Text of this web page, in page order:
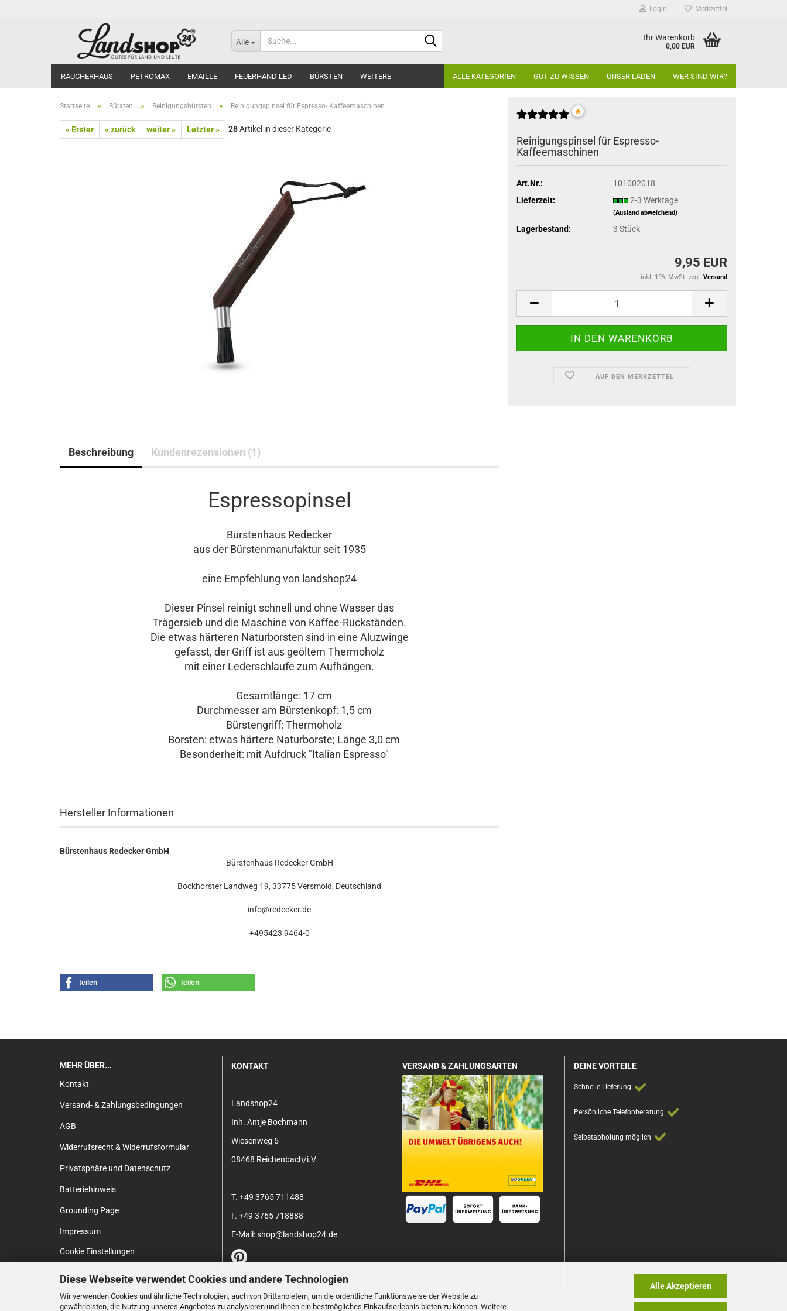
Diese Webseite verwendet Cookies und andere Technologien
Wir verwenden Cookies und ähnliche Technologien, auch von Drittanbietern, um die ordentliche Funktionsweise der Website zu
gewährleisten, die Nutzung unseres Angebotes zu analysieren und Ihnen ein bestmögliches Einkaufserlebnis bieten zu können. Weitere
Alle Akzeptieren
Login Merkzettel
Alle Ihr Warenkorb
0,00 EUR
RÄUCHERHAUS PETROMAX EMAILLE FEUERHAND LED BÜRSTEN ALLE KATEGORIEN GUT ZU WISSEN UNSER LADEN WER SIND WIR?
WEITERE
Startseite » Bürsten » Reinigungsbürsten » Reinigungspinsel für Espresso- Kaffeemaschinen
« Erster « zurück weiter » Letzter » 28Artikel in dieser Kategorie
*
Reinigungspinsel für Espresso-
Kaffeemaschinen
Art.Nr.:
101002018
Lieferzeit:
2-3 Werktage
(Ausland abweichend)
Lagerbestand: 3 Stück
9,95 EUR
inkl. 19% MwSt. zzgl. Versand
AUF DEN MERKZETTEL
Beschreibung Kundenrezensionen (1)
Espressopinsel
Bürstenhaus Redecker
aus der Bürstenmanufaktur seit 1935
eine Empfehlung von landshop24
Dieser Pinsel reinigt schnell und ohne Wasser das
Trägersieb und die Maschine von Kaffee-Rückständen.
Die etwas härteren Naturborsten sind in eine Aluzwinge
gefasst, der Griff ist aus geöltem Thermoholz
mit einer Lederschlaufe zum Aufhängen.
Gesamtlänge: 17 cm
Durchmesser am Bürstenkopf: 1,5 cm
Bürstengriff: Thermoholz
Borsten: etwas härtere Naturborste; Länge 3,0 cm
Besonderheit: mit Aufdruck "Italian Espresso"
Hersteller Informationen
Bürstenhaus Redecker GmbH
Bürstenhaus Redecker GmbH
Bockhorster Landweg 19, 33775 Versmold, Deutschland
info@redecker.de
+495423 9464-0
teilen teilen
MEHR ÜBER...
Kontakt
Versand- & Zahlungsbedingungen
AGB
Widerrufsrecht & Widerrufsformular
Privatsphäre und Datenschutz
Batteriehinweis
Grounding Page
Impressum
Cookie Einstellungen
KONTAKT
Landshop24
Inh. Antje Bochmann
Wiesenweg 5
08468 Reichenbach/i.V.
T. +49 3765 711488
F. +49 3765 718888
E-Mail: shop@landshop24.de
VERSAND & ZAHLUNGSARTEN DEINE VORTEILE
Schnelle Lieferung
Persönliche Telefonberatung
Selbstabholung möglich